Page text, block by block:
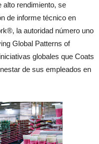
alto rendimiento, se
de informe técnico en
la autoridad número uno
Global Patterns of
globales que Coats
de sus empleados en